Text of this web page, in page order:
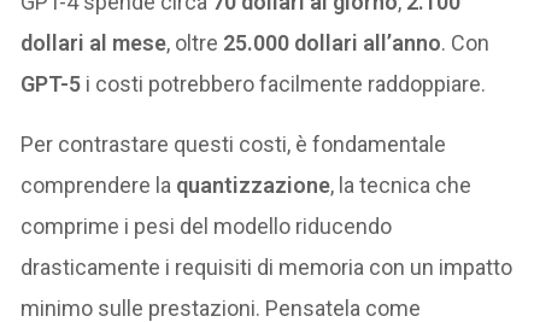
dollari al mese, oltre 25.000 dollari all’anno. Con
GPT-5 i costi potrebbero facilmente raddoppiare.
Per contrastare questi costi, è fondamentale
comprendere la quantizzazione, la tecnica che
comprime i pesi del modello riducendo
drasticamente i requisiti di memoria con un impatto
minimo sulle prestazioni. Pensatela come